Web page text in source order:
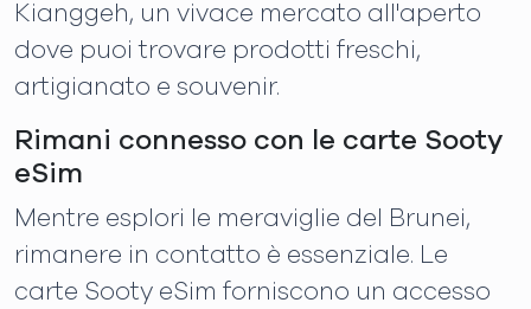
Kianggeh, un vivace mercato all'aperto
dove puoi trovare prodotti freschi,
artigianato e souvenir.
Rimani connesso con le carte Sooty
eSim
Mentre esplori le meraviglie del Brunei,
rimanere in contatto è essenziale. Le
carte Sooty eSim forniscono un accesso